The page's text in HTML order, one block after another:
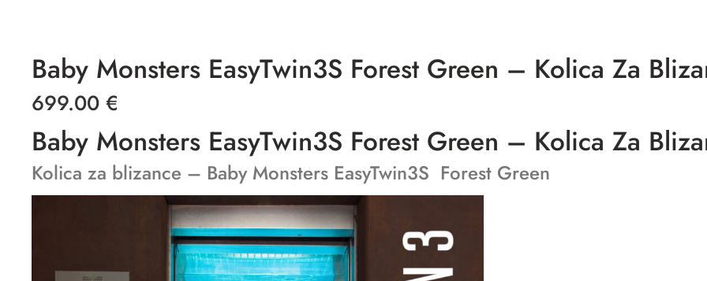
Baby Monsters EasyTwin3S Forest Green – Kolica Za
699.00 €
Baby Monsters EasyTwin3S Forest Green – Kolica Za
Kolica za blizance – Baby Monsters EasyTwin3S Forest Green